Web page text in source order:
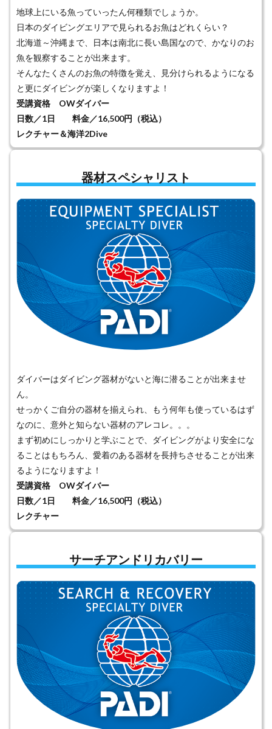
地球上にいる魚っていったん何種類でしょうか。
日本のダイビングエリアで見られるお魚はどれくらい？
北海道～沖縄まで、日本は南北に長い島国なので、かなりのお
魚を観察することが出来ます。
そんなたくさんのお魚の特徴を覚え、見分けられるようになる
と更にダイビングが楽しくなりますよ！
受講資格 OWダイバー
日数／1日 料金／16,500円（税込）
レクチャー＆海洋2Dive
器材スペシャリスト
ダイバーはダイビング器材がないと海に潜ることが出来ませ
ん。
せっかくご自分の器材を揃えられ、もう何年も使っているはず
なのに、意外と知らない器材のアレコレ。。。
まず初めにしっかりと学ぶことで、ダイビングがより安全にな
ることはもちろん、愛着のある器材を長持ちさせることが出来
るようになりますよ！
受講資格 OWダイバー
日数／1日 料金／16,500円（税込）
レクチャー
サーチアンドリカバリー